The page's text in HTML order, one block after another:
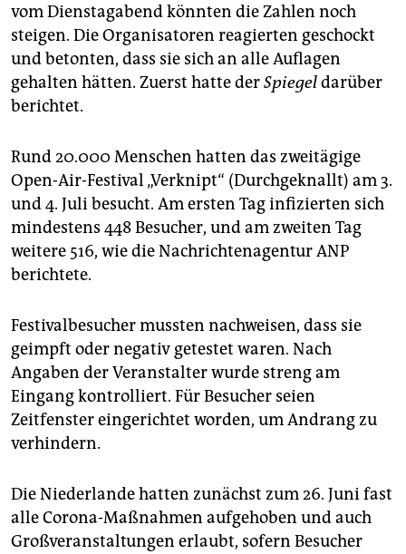
vom Dienstagabend könnten die Zahlen noch
steigen. Die Organisatoren reagierten geschockt
und betonten, dass sie sich an alle Auflagen
gehalten hätten. Zuerst hatte derSpiegeldarüber
berichtet.
Rund 20.000 Menschen hatten das zweitägige
Open-Air-Festival „Verknipt“ (Durchgeknallt) am 3.
und 4. Juli besucht. Am ersten Tag infizierten sich
mindestens 448 Besucher, und am zweiten Tag
weitere 516, wie die Nachrichtenagentur ANP
berichtete.
Festivalbesucher mussten nachweisen, dass sie
geimpft oder negativ getestet waren. Nach
Angaben der Veranstalter wurde streng am
Eingang kontrolliert. Für Besucher seien
Zeitfenster eingerichtet worden, um Andrang zu
verhindern.
Die Niederlande hatten zunächst zum 26. Juni fast
alle Corona-Maßnahmen aufgehoben und auch
Großveranstaltungen erlaubt, sofern Besucher